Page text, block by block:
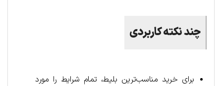
چند نکته کاربردی
برای خرید مناسب‌ترین بلیط، تمام شرایط را مورد